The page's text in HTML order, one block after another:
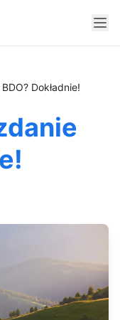
Dokładnie!